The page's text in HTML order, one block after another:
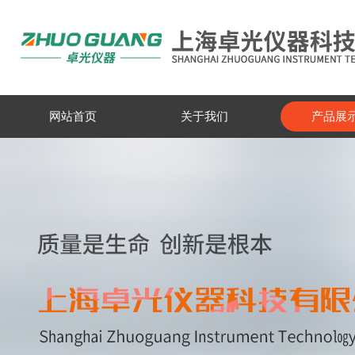
网站首页 关于我们 产品展